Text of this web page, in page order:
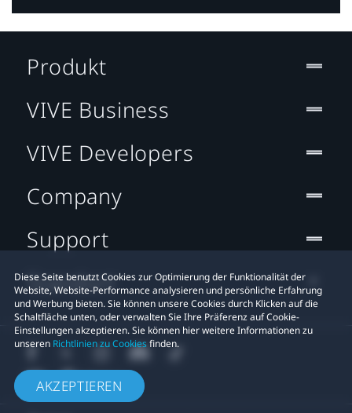
Diese Seite benutzt Cookies zur Optimierung der Funktionalität der
Website, Website-Performance analysieren und persönliche Erfahrung
und Werbung bieten. Sie können unsere Cookies durch Klicken auf die
Schaltfläche unten, oder verwalten Sie Ihre Präferenz auf Cookie-
Einstellungen akzeptieren. Sie können hier weitere Informationen zu
unseren Richtlinien zu Cookiesfinden.
AKZEPTIEREN
Produkt
VIVE Business
VIVE Developers
Company
Support
Standort